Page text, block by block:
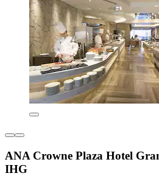
ANA Crowne Plaza Hotel
IHG